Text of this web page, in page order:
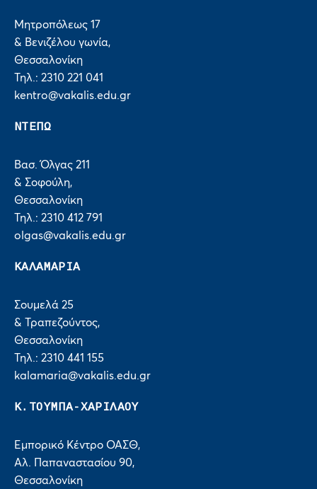
Μητροπόλεως 17
& Βενιζέλου γωνία,
Θεσσαλονίκη
Τηλ.: 2310 221 041
kentro@vakalis.edu.gr
ΝΤΕΠΩ
Βασ. Όλγας 211
& Σοφούλη,
Θεσσαλονίκη
Τηλ.: 2310 412 791
olgas@vakalis.edu.gr
ΚΑΛΑΜΑΡΙΑ
Σουμελά 25
& Τραπεζούντος,
Θεσσαλονίκη
Τηλ.: 2310 441 155
kalamaria@vakalis.edu.gr
Κ.ΤΟΥΜΠΑ-ΧΑΡΙΛΑΟΥ
Εμπορικό Κέντρο ΟΑΣΘ,
Αλ. Παπαναστασίου 90,
Θεσσαλονίκη